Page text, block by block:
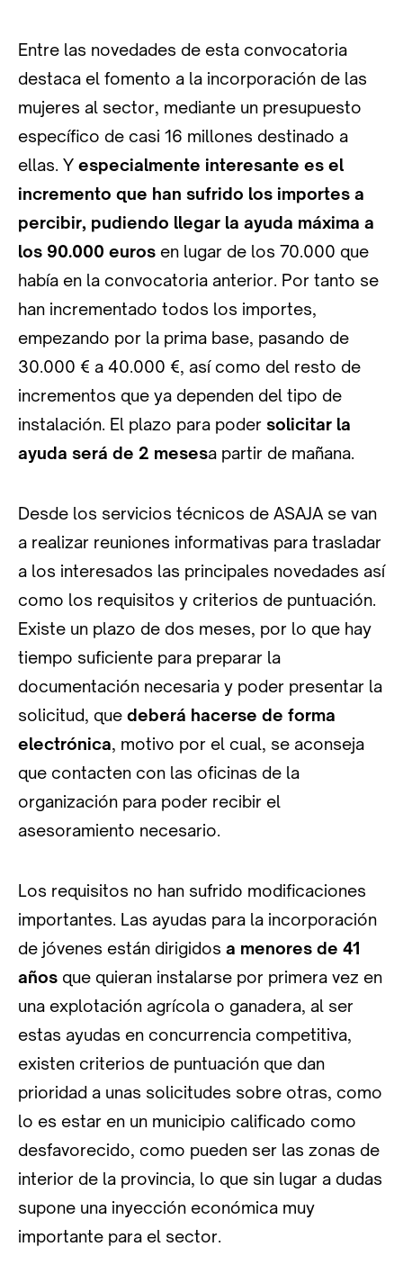
Entre las novedades de esta convocatoria
destaca el fomento a la incorporación de las
mujeres al sector, mediante un presupuesto
específico de casi 16 millones destinado a
ellas. Y especialmente interesante es el
incremento que han sufrido los importes a
percibir, pudiendo llegar la ayuda máxima a
los 90.000 euros en lugar de los 70.000 que
había en la convocatoria anterior. Por tanto se
han incrementado todos los importes,
empezando por la prima base, pasando de
30.000 € a 40.000 €, así como del resto de
incrementos que ya dependen del tipo de
instalación. El plazo para poder solicitar la
ayuda será de 2 mesesa partir de mañana.
Desde los servicios técnicos de ASAJA se van
a realizar reuniones informativas para trasladar
a los interesados las principales novedades así
como los requisitos y criterios de puntuación.
Existe un plazo de dos meses, por lo que hay
tiempo suficiente para preparar la
documentación necesaria y poder presentar la
solicitud, que deberá hacerse de forma
electrónica, motivo por el cual, se aconseja
que contacten con las oficinas de la
organización para poder recibir el
asesoramiento necesario.
Los requisitos no han sufrido modificaciones
importantes. Las ayudas para la incorporación
de jóvenes están dirigidos a menores de 41
años que quieran instalarse por primera vez en
una explotación agrícola o ganadera, al ser
estas ayudas en concurrencia competitiva,
existen criterios de puntuación que dan
prioridad a unas solicitudes sobre otras, como
lo es estar en un municipio calificado como
desfavorecido, como pueden ser las zonas de
interior de la provincia, lo que sin lugar a dudas
supone una inyección económica muy
importante para el sector.